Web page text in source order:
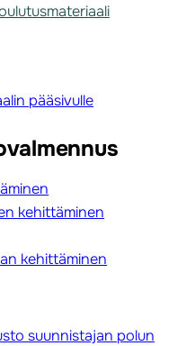
pääsivulle
kehittäminen
kehittäminen
suunnistajan polun